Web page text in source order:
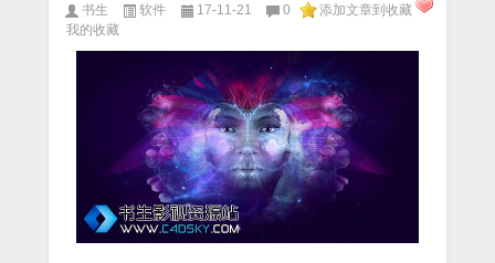
书生 软件 17-11-21 0
添加文章到收藏
我的收藏